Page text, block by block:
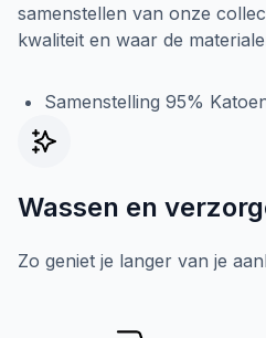
samenstellen van onze
kwaliteit en waar de
Samenstelling 95%
Wassen en
Zo geniet je langer van je